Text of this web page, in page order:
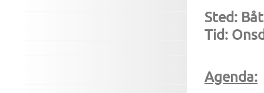
Sted:
Tid:
Agenda: